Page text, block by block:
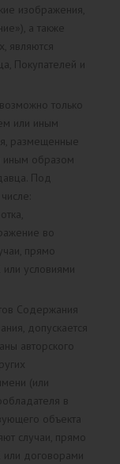
изображения,
а также
являются
Покупателей и
только
или иным
размещенные
иным образом
Под
во
прямо
условиями
Содержания
допускается
авторского
(или
в
объекта
случаи, прямо
или договорами